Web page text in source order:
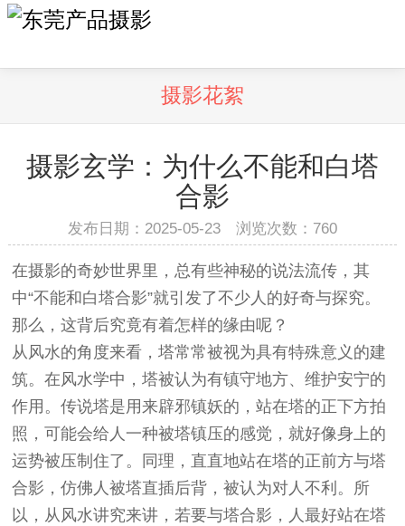
摄影花絮
摄影玄学：为什么不能和白塔
合影
发布日期：2025-05-23 浏览次数： 760
在摄影的奇妙世界里，总有些神秘的说法流传，其
中“不能和白塔合影”就引发了不少人的好奇与探究。
那么，这背后究竟有着怎样的缘由呢？
从风水的角度来看，塔常常被视为具有特殊意义的建
筑。在风水学中，塔被认为有镇守地方、维护安宁的
作用。传说塔是用来辟邪镇妖的，站在塔的正下方拍
照，可能会给人一种被塔镇压的感觉，就好像身上的
运势被压制住了。同理，直直地站在塔的正前方与塔
合影，仿佛人被塔直插后背，被认为对人不利。所
以，从风水讲究来讲，若要与塔合影，人最好站在塔